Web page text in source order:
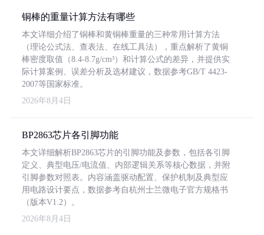
铜棒的重量计算方法有哪些
本文详细介绍了铜棒和黄铜棒重量的三种常用计算方法
（理论公式法、查表法、在线工具法），重点解析了黄铜
棒密度取值（8.4-8.7g/cm³）和计算公式的差异，并提供实
际计算案例、误差分析及选材建议，数据参考GB/T 4423-
2007等国家标准。
2026年8月4日
BP2863芯片各引脚功能
本文详细解析BP2863芯片的引脚功能及参数，包括各引脚
定义、典型电压/电流值、内部逻辑关系等核心数据，并附
引脚参数对照表。内容涵盖驱动配置、保护机制及典型应
用电路设计要点，数据参考自杭州士兰微电子官方规格书
（版本V1.2）。
2026年8月4日